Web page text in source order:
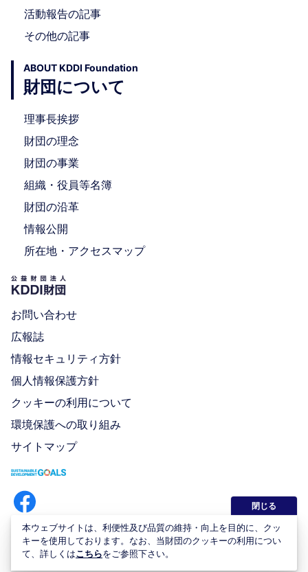
活動報告の記事
その他の記事
ABOUT KDDI Foundation
財団について
理事長挨拶
財団の理念
財団の事業
組織・役員等名簿
財団の沿革
情報公開
所在地・アクセスマップ
お問い合わせ
広報誌
情報セキュリティ方針
個人情報保護方針
クッキーの利用について
環境保護への取り組み
サイトマップ
本ウェブサイトは、利便性及び品質の維持・向上を目的に、クッ
キーを使用しております。なお、当財団のクッキーの利用につい
て、詳しくはこちらをご参照下さい。
閉じる